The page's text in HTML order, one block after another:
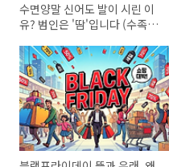
수면양말 신어도 발이 시린 이
유? 범인은 '땀'입니다 (수족냉